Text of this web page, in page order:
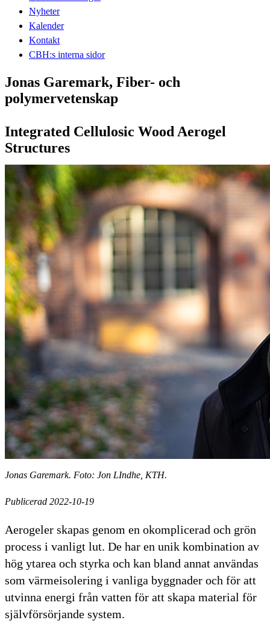
Nyheter
Kalender
Kontakt
CBH:s interna sidor
Jonas Garemark, Fiber- och
polymervetenskap
Integrated Cellulosic Wood Aerogel
Structures
Jonas Garemark. Foto: Jon LIndhe, KTH.
Publicerad 2022-10-19
Aerogeler skapas genom en okomplicerad och grön
process i vanligt lut. De har en unik kombination av
hög ytarea och styrka och kan bland annat användas
som värmeisolering i vanliga byggnader och för att
utvinna energi från vatten för att skapa material för
självförsörjande system.